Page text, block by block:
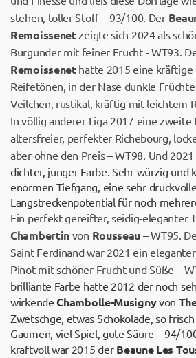
stehen, toller Stoff – 93/100. Der
Remoissenetzeigte sich 2024 als
Burgunder mit feiner Frucht - WT93.
Remoissenethatte 2015 eine kräftige
Reifetönen, in der Nase dunkle
Veilchen, rustikal, kräftig mit leichtem
In völlig anderer Liga 2017 eine zweite
altersfreier, perfekter Richebourg,
aber ohne den Preis – WT98. Und 2021
dichter, junger Farbe. Sehr würzig und
enormen Tiefgang, eine sehr
Langstreckenpotential für noch
Ein perfekt gereifter, seidig-eleganter
Chambertin von Rousseau – WT95.
Saint Ferdinand war 2021 ein
Pinot mit schöner Frucht und Süße –
brilliante Farbe hatte 2012 der noch
wirkendeChambolle-Musignyvon
Zwetschge, etwas Schokolade, so
Gaumen, viel Spiel, gute Säure – 94/
kraftvoll war 2015 der Beaune Les